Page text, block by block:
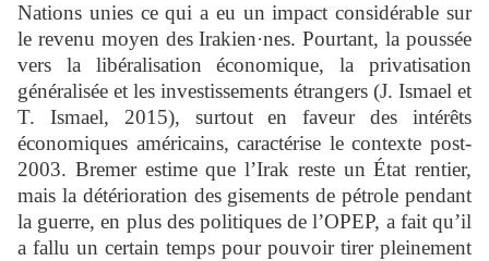
Nations unies ce qui a eu un impact considérable sur
le revenu moyen des Irakien·nes. Pourtant, la poussée
vers la libéralisation économique, la privatisation
généralisée et les investissements étrangers (J. Ismael et
T. Ismael, 2015), surtout en faveur des intérêts
économiques américains, caractérise le contexte post-
2003. Bremer estime que l’Irak reste un État rentier,
mais la détérioration des gisements de pétrole pendant
la guerre, en plus des politiques de l’OPEP, a fait qu’il
a fallu un certain temps pour pouvoir tirer pleinement